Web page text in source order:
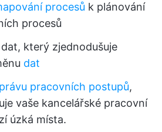
procesů k plánování
procesů
který zjednodušuje
dat
pracovních postupů,
vaše kancelářské pracovní
úzká místa.